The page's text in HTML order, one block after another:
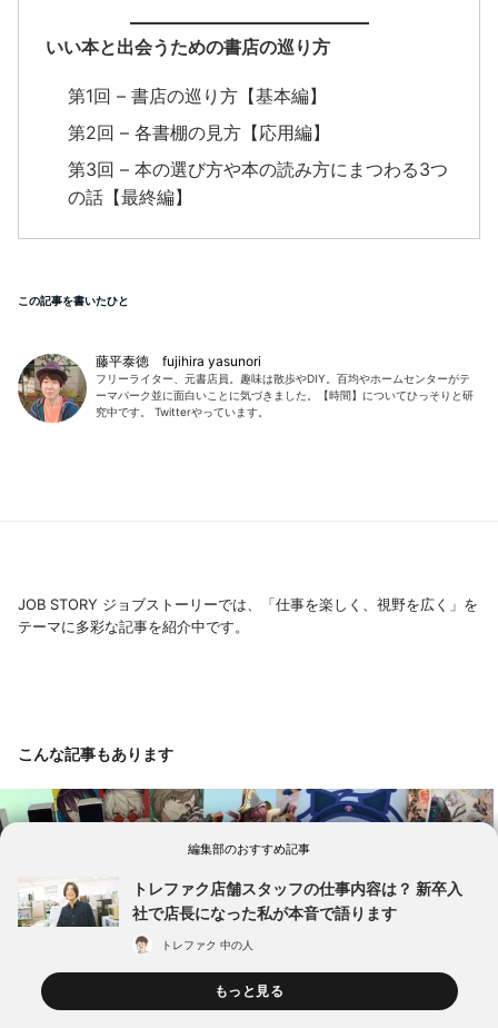
いい本と出会うための書店の巡り方
第1回 – 書店の巡り方【基本編】
第2回 – 各書棚の見方【応用編】
第3回 – 本の選び方や本の読み方にまつわる3つ
の話【最終編】
この記事を書いたひと
藤平泰徳 fujihira yasunori
フリーライター、元書店員。趣味は散歩やDIY。百均やホームセンターがテ
ーマパーク並に面白いことに気づきました。【時間】についてひっそりと研
究中です。 Twitterやっています。
JOB STORY ジョブストーリーでは、「仕事を楽しく、視野を広く」を
テーマに多彩な記事を紹介中です。
こんな記事もあります
編集部のおすすめ記事
トレファク店舗スタッフの仕事内容は？ 新卒入
社で店長になった私が本音で語ります
トレファク 中の人
もっと見る